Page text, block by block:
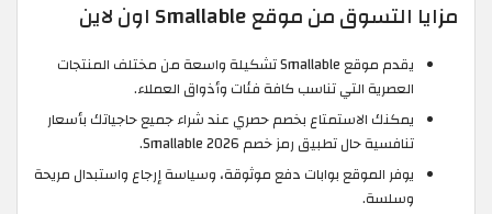
مزايا التسوق من موقع Smallable اون لاين
يقدم موقع Smallable تشكيلة واسعة من مختلف المنتجات
العصرية التي تناسب كافة فئات وأذواق العملاء.
يمكنك الاستمتاع بخصم حصري عند شراء جميع حاجياتك بأسعار
تنافسية حال تطبيق رمز خصم Smallable 2026.
يوفر الموقع بوابات دفع موثوقة، وسياسة إرجاع واستبدال مريحة
وسلسة.